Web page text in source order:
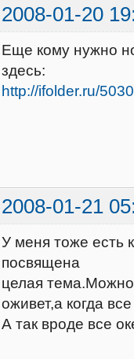
2008-01-20
Еще кому нужно
здесь:
http://ifolder.ru/
2008-01-21
У меня тоже есть
посвящена
целая
оживет,а когда
А так вроде все